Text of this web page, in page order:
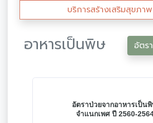
บริการสร้างเสริมสุขภาพ
อาหารเป็นพิษ อัตรา